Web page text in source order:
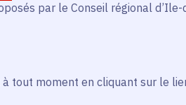
par le Conseil régional d’Ile-
tout moment en cliquant sur le